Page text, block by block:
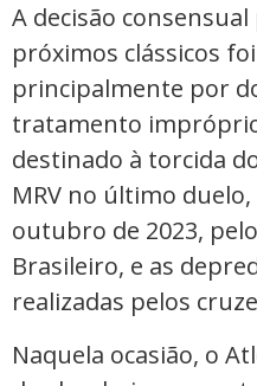
A decisão
próximos clássicos
principalmente por
tratamento
destinado à torcida
MRV no último
outubro de 2023,
Brasileiro, e as
realizadas pelos
Naquela ocasião, o